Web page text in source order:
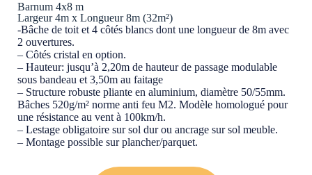
Barnum 4x8 m
Largeur 4m x Longueur 8m (32m²)
-Bâche de toit et 4 côtés blancs dont une longueur de 8m avec
2 ouvertures.
– Côtés cristal en option.
– Hauteur: jusqu’à 2,20m de hauteur de passage modulable
sous bandeau et 3,50m au faitage
– Structure robuste pliante en aluminium, diamètre 50/55mm.
Bâches 520g/m² norme anti feu M2. Modèle homologué pour
une résistance au vent à 100km/h.
– Lestage obligatoire sur sol dur ou ancrage sur sol meuble.
– Montage possible sur plancher/parquet.